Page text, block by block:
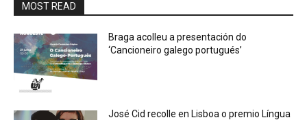
MOST READ
Braga acolleu a presentación do
‘Cancioneiro galego portugués’
José Cid recolle en Lisboa o premio Língua